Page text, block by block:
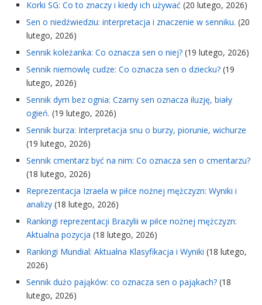
Korki SG: Co to znaczy i kiedy ich używać (20 lutego, 2026)
Sen o niedźwiedziu: interpretacja i znaczenie w senniku. (20
lutego, 2026)
Sennik koleżanka: Co oznacza sen o niej? (19 lutego, 2026)
Sennik niemowlę cudze: Co oznacza sen o dziecku? (19
lutego, 2026)
Sennik dym bez ognia: Czarny sen oznacza iluzję, biały
ogień. (19 lutego, 2026)
Sennik burza: Interpretacja snu o burzy, piorunie, wichurze
(19 lutego, 2026)
Sennik cmentarz być na nim: Co oznacza sen o cmentarzu?
(18 lutego, 2026)
Reprezentacja Izraela w piłce nożnej mężczyzn: Wyniki i
analizy (18 lutego, 2026)
Rankingi reprezentacji Brazylii w piłce nożnej mężczyzn:
Aktualna pozycja (18 lutego, 2026)
Rankingi Mundial: Aktualna Klasyfikacja i Wyniki (18 lutego,
2026)
Sennik dużo pająków: co oznacza sen o pająkach? (18
lutego, 2026)